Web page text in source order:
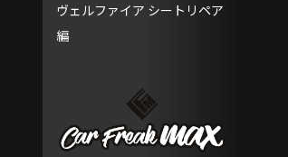
ヴェルファイア シートリペア
編